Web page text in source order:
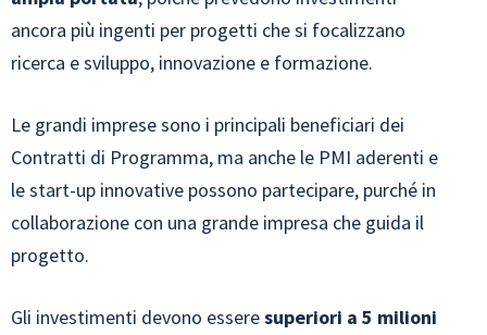
ancora più ingenti per progetti che si focalizzano
ricerca e sviluppo, innovazione e formazione.
Le grandi imprese sono i principali beneficiari dei
Contratti di Programma, ma anche le PMI aderenti e
le start-up innovative possono partecipare, purché in
collaborazione con una grande impresa che guida il
progetto.
Gli investimenti devono esseresuperiori a 5 milioni